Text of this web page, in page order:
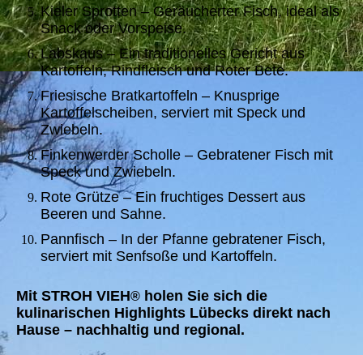
Kieler Sprotten – Geräucherter Fisch, ideal als
Snack oder Vorspeise.
Labskaus – Ein traditionelles Gericht aus
Kartoffeln, Rindfleisch und Roter Bete.
Friesische Bratkartoffeln – Knusprige
Kartoffelscheiben, serviert mit Speck und
Zwiebeln.
Finkenwerder Scholle – Gebratener Fisch mit
Speck und Zwiebeln.
Rote Grütze – Ein fruchtiges Dessert aus
Beeren und Sahne.
Pannfisch – In der Pfanne gebratener Fisch,
serviert mit Senfsoße und Kartoffeln.
Mit STROH VIEH® holen Sie sich die
kulinarischen Highlights Lübecks direkt nach
Hause – nachhaltig und regional.